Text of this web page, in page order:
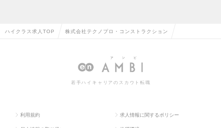
ハイクラス求人TOP 株式会社テクノプロ・コンストラクション
若手ハイキャリアのスカウト転職
利用規約 求人情報に関するポリシー